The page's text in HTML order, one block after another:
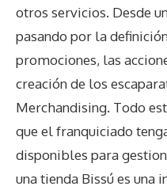
otros servicios. Desde
pasando por la
promociones, las
creación de los
Merchandising. Todo
que el franquiciado
disponibles para
una tienda Bissú es una